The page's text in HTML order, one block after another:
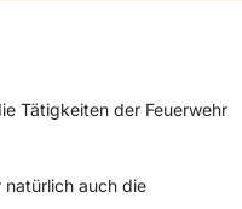
Tätigkeiten der Feuerwehr
natürlich auch die